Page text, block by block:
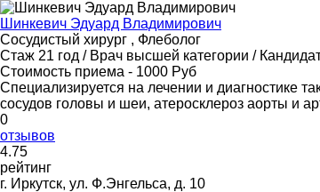
Шинкевич Эдуард Владимирович
Сосудистый хирург , Флеболог
Стаж 21 год / Врач высшей категории /
Стоимость приема - 1000 Руб
Специализируется на лечении и диагностике
сосудов головы и шеи, атеросклероз аорты и
0
отзывов
4.75
рейтинг
г. Иркутск, ул. Ф.Энгельса, д. 10